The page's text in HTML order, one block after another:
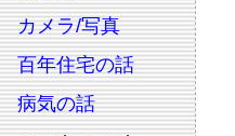
カメラ/写真
百年住宅の話
病気の話